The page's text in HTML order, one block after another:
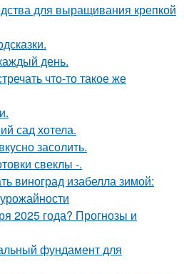
для выращивания крепкой
день.
что-то такое же
сад хотела.
засолить.
свеклы -.
виноград изабелла зимой:
2025 года? Прогнозы и
фундамент для